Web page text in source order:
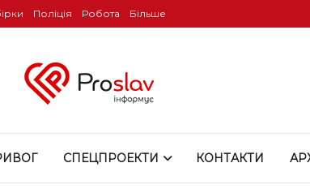
Поліція Робота Більше
СПЕЦПРОЕКТИ КОНТАКТИ